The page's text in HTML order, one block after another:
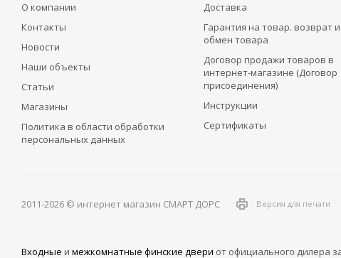
О компании
Контакты
Новости
Наши объекты
Статьи
Магазины
Политика в области обработки
персональных данных
Доставка
Гарантия на товар. возврат и
обмен товара
Договор продажи товаров в
интернет-магазине (Договор
присоединения)
Инструкции
Сертификаты
2011-2026 © интернет магазин СМАРТ ДОРС Версия для печати
Входные и межкомнатные финские двери от официального дилера